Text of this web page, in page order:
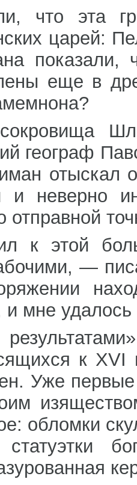
что эта
царей:
показали,
еще в
географ
отыскал
и неверно
отправной
к этой
—
и мне
к
Уже
обломки
статуэтки